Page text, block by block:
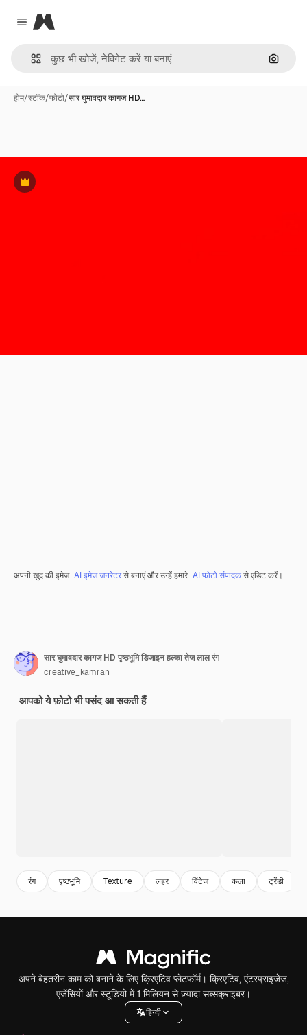
Close menu
Magnific
इमेज से
होम/स्टॉक/फोटो/सार घुमावदार कागज HD…
Premium
अपनी खुद की इमेज AI इमेज जनरेटरसे बनाएं और उन्हें हमारे AI फोटो संपादकसे एडिट करें।
सार घुमावदार कागज HD पृष्ठभूमि डिजाइन हल्का तेज लाल रंग
creative_kamran
आपको ये फ़ोटो भी पसंद आ सकती हैं
रंग पृष्ठभूमि Texture लहर विंटेज कला ट्रेंडी
अपने बेहतरीन काम को बनाने के लिए क्रिएटिव प्लेटफॉर्म। क्रिएटिव, एंटरप्राइजेज,
एजेंसियों और स्टूडियो में 1 मिलियन से ज़्यादा सब्सक्राइबर।
हिन्दी